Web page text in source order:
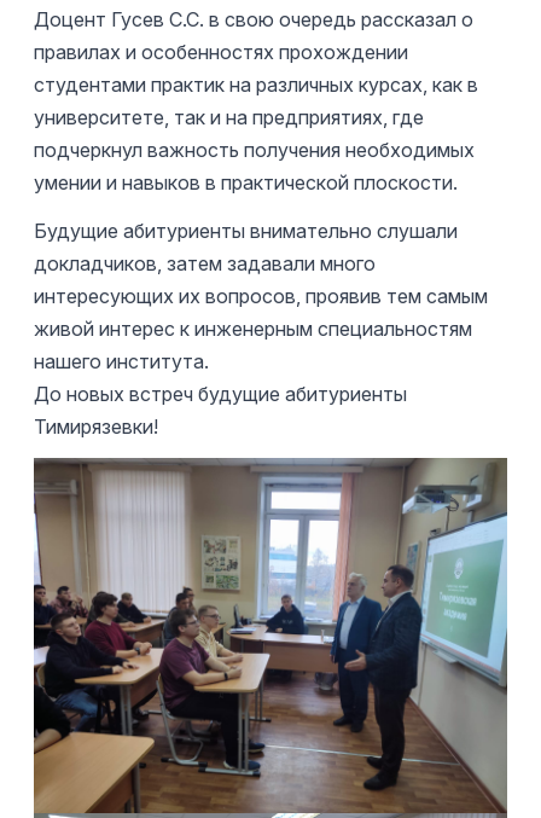
Доцент Гусев С.С. в свою очередь рассказал о
правилах и особенностях прохождении
студентами практик на различных курсах, как в
университете, так и на предприятиях, где
подчеркнул важность получения необходимых
умении и навыков в практической плоскости.
Будущие абитуриенты внимательно слушали
докладчиков, затем задавали много
интересующих их вопросов, проявив тем самым
живой интерес к инженерным специальностям
нашего института.
До новых встреч будущие абитуриенты
Тимирязевки!